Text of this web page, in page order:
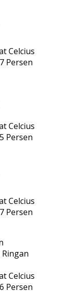
Celcius
Persen
Celcius
Persen
Celcius
Persen
Celcius
Persen